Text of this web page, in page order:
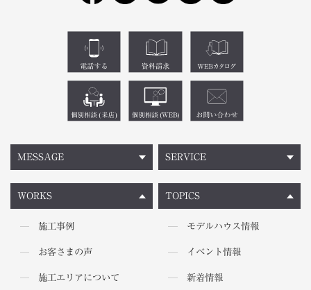
MESSAGE
WORKS
施工事例
お客さまの声
施工エリアについて
TOPICS
モデルハウス情報
イベント情報
新着情報
SERVICE